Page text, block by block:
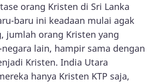
orang Kristen di Sri Lanka
baru ini keadaan mulai agak
jumlah orang Kristen yang
lain, hampir sama dengan
Kristen. India Utara
hanya Kristen KTP saja,